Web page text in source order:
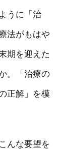
うに「治
法がもはや
期を迎えた
。「治療の
正解」を模
んな要望を